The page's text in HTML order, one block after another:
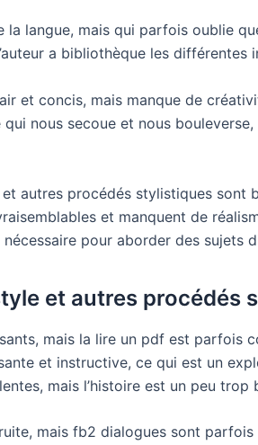
la langue, mais qui parfois oublie
a bibliothèque les différentes
et concis, mais manque de
nous secoue et nous
autres procédés stylistiques sont
et manquent de
pour aborder des sujets
et autres procédés
mais la lire un pdf est parfois
et instructive, ce qui est un
mais l’histoire est un peu trop
mais fb2 dialogues sont parfois